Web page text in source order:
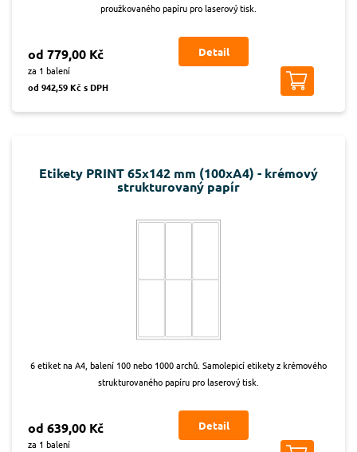
proužkovaného papíru pro laserový tisk.
od 779,00 Kč
za 1 balení
od 942,59 Kč s DPH
Detail
Etikety PRINT 65x142 mm (100xA4) - krémový
strukturovaný papír
6 etiket na A4, balení 100 nebo 1000 archů. Samolepicí etikety z krémového
strukturovaného papíru pro laserový tisk.
od 639,00 Kč
za 1 balení
Detail